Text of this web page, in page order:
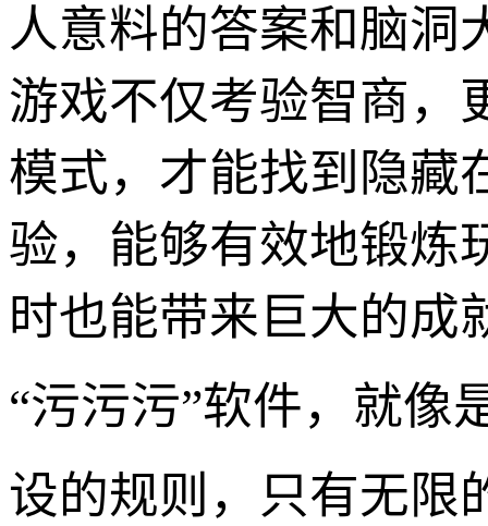
人意料的答案和脑洞
游戏不仅考验智商，
模式，才能找到隐藏
验，能够有效地锻炼
时也能带来巨大的成
“污污污”软件，就像
设的规则，只有无限